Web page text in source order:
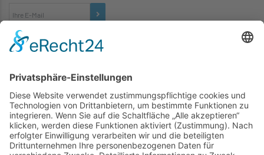
SOCIAL MEDIA
Besuchen Sie uns auch hier: